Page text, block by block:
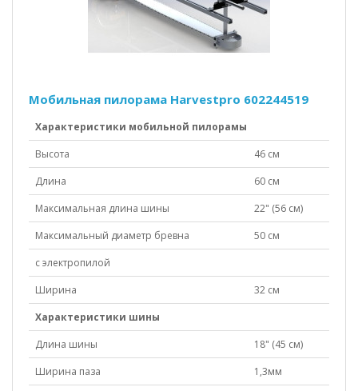
Мобильная пилорама Harvestpro 602244519
Характеристики мобильной пилорамы
Высота
46 см
Длина
60 см
Максимальная длина шины
22" (56 см)
Максимальный диаметр бревна
50 см
с электропилой
Ширина
32 см
Характеристики шины
Длина шины
18" (45 см)
Ширина паза
1,3мм